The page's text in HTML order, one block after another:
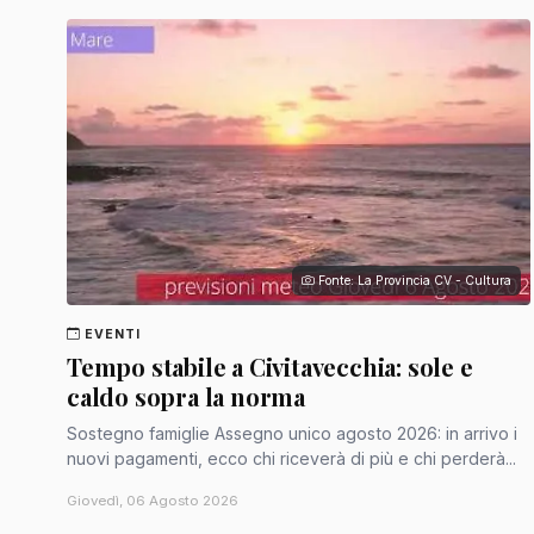
Fonte: La Provincia CV - Cultura
EVENTI
Tempo stabile a Civitavecchia: sole e
caldo sopra la norma
Sostegno famiglie Assegno unico agosto 2026: in arrivo i
nuovi pagamenti, ecco chi riceverà di più e chi perderà...
Giovedì, 06 Agosto 2026